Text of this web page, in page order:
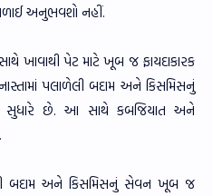
અનુભવશો નહીં.
ખાવાથી પેટ માટે ખૂબ જ ફાયદાકારક
પલાળેલી બદામ અને કિસમિસનું
સુધારે છે. આ સાથે કબજિયાત અને
બદામ અને કિસમિસનું સેવન ખૂબ જ